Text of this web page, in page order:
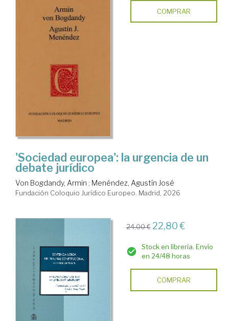
COMPRAR
'Sociedad europea': la urgencia de un
debate jurídico
Von Bogdandy, Armin ; Menéndez, Agustín José
Fundación Coloquio Jurídico Europeo. Madrid, 2026
24,00 € 22,80 €
Stock en librería. Envío
en 24/48 horas
COMPRAR